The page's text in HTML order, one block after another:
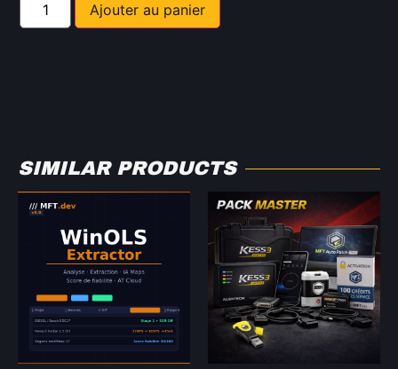
Ajouter au panier
SIMILAR PRODUCTS